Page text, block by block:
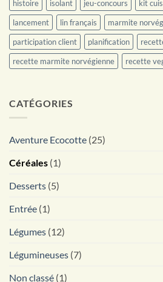
histoire
isolant jeu-concours
kit
lancement
lin français marmite
participation client
planification
recette marmite norvégienne
recette
CATÉGORIES
Aventure Ecocotte (25)
Céréales (1)
Desserts (5)
Entrée (1)
Légumes (12)
Légumineuses (7)
Non classé (1)